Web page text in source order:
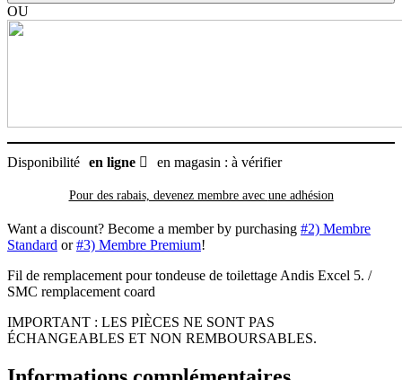
Excel
5
OU
Disponibilité en ligne en magasin : à vérifier
Pour des rabais, devenez membre avec une adhésion
Want a discount? Become a member by purchasing #2) Membre
Standard or#3) Membre Premium!
Fil de remplacement pour tondeuse de toilettage Andis Excel 5. /
SMC remplacement coard
IMPORTANT : LES PIÈCES NE SONT PAS
ÉCHANGEABLES ET NON REMBOURSABLES.